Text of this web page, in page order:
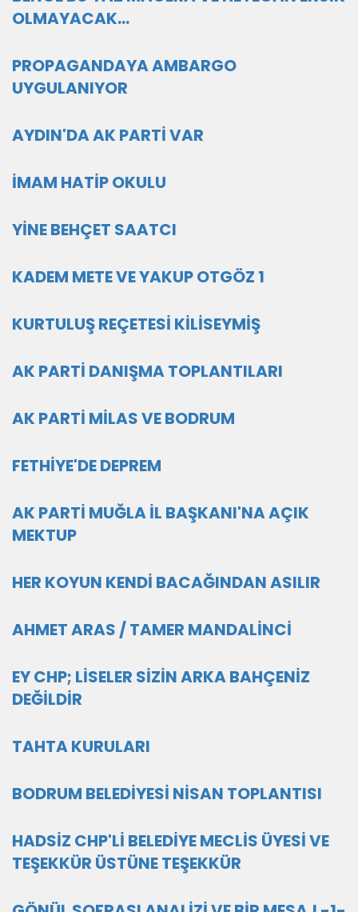
OLMAYACAK...
PROPAGANDAYA AMBARGO
UYGULANIYOR
AYDIN'DA AK PARTİ VAR
İMAM HATİP OKULU
YİNE BEHÇET SAATCI
KADEM METE VE YAKUP OTGÖZ 1
KURTULUŞ REÇETESİ KİLİSEYMİŞ
AK PARTİ DANIŞMA TOPLANTILARI
AK PARTİ MİLAS VE BODRUM
FETHİYE'DE DEPREM
AK PARTİ MUĞLA İL BAŞKANI'NA AÇIK
MEKTUP
HER KOYUN KENDİ BACAĞINDAN ASILIR
AHMET ARAS / TAMER MANDALİNCİ
EY CHP; LİSELER SİZİN ARKA BAHÇENİZ
DEĞİLDİR
TAHTA KURULARI
BODRUM BELEDİYESİ NİSAN TOPLANTISI
HADSİZ CHP'Lİ BELEDİYE MECLİS ÜYESİ VE
TEŞEKKÜR ÜSTÜNE TEŞEKKÜR